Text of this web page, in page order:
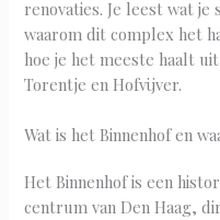
renovaties. Je leest wat
waarom dit complex het
hoe je het meeste haalt
Torentje en Hofvijver.
Wat is het Binnenhof en
Het Binnenhof is een
centrum van Den Haag,